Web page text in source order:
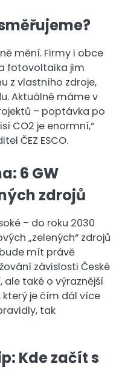
mění. Firmy i obce
fotovoltaika jim
z vlastního zdroje,
Aktuálně máme v
– poptávka po
CO2 je enormní,“
ČEZ ESCO.
6 GW
zdrojů
– do roku 2030
„zelených“ zdrojů
mít právě
závislosti České
ale také o výraznější
který je čím dál více
tak
Kde začít s